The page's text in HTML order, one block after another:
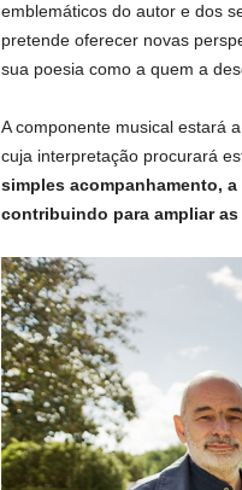
emblemáticos do autor e dos
pretende oferecer novas
sua poesia como a quem a
A componente musical estará
cuja interpretação procurará
simples acompanhamento,
contribuindo para ampliar